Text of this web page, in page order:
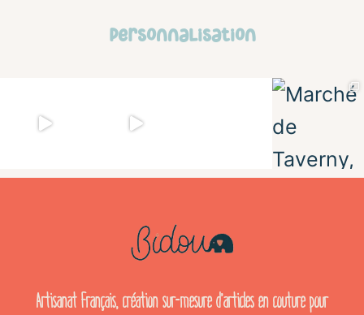
personnalisation
Artisanat français, création sur-mesure d’articles en couture pour